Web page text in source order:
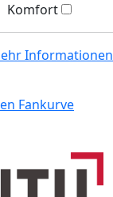
Komfort
Informationen
Fankurve